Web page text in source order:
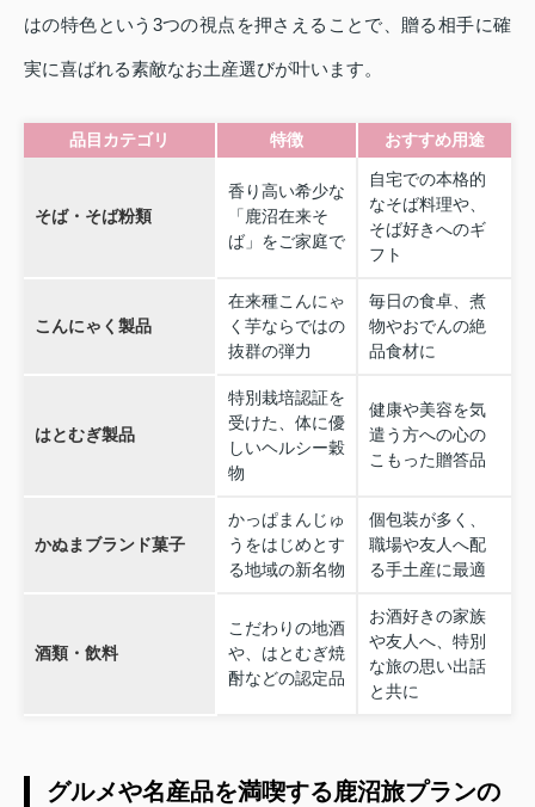
はの特色という3つの視点を押さえることで、贈る相手に確
実に喜ばれる素敵なお土産選びが叶います。
品目カテゴリ 特徴 おすすめ用途
そば・そば粉類
香り高い希少な
「鹿沼在来そ
ば」をご家庭で
自宅での本格的
なそば料理や、
そば好きへのギ
フト
こんにゃく製品
在来種こんにゃ
く芋ならではの
抜群の弾力
毎日の食卓、煮
物やおでんの絶
品食材に
はとむぎ製品
特別栽培認証を
受けた、体に優
しいヘルシー穀
物
健康や美容を気
遣う方への心の
こもった贈答品
かぬまブランド菓子
かっぱまんじゅ
うをはじめとす
る地域の新名物
個包装が多く、
職場や友人へ配
る手土産に最適
酒類・飲料
こだわりの地酒
や、はとむぎ焼
酎などの認定品
お酒好きの家族
や友人へ、特別
な旅の思い出話
と共に
️ グルメや名産品を満喫する鹿沼旅プランの